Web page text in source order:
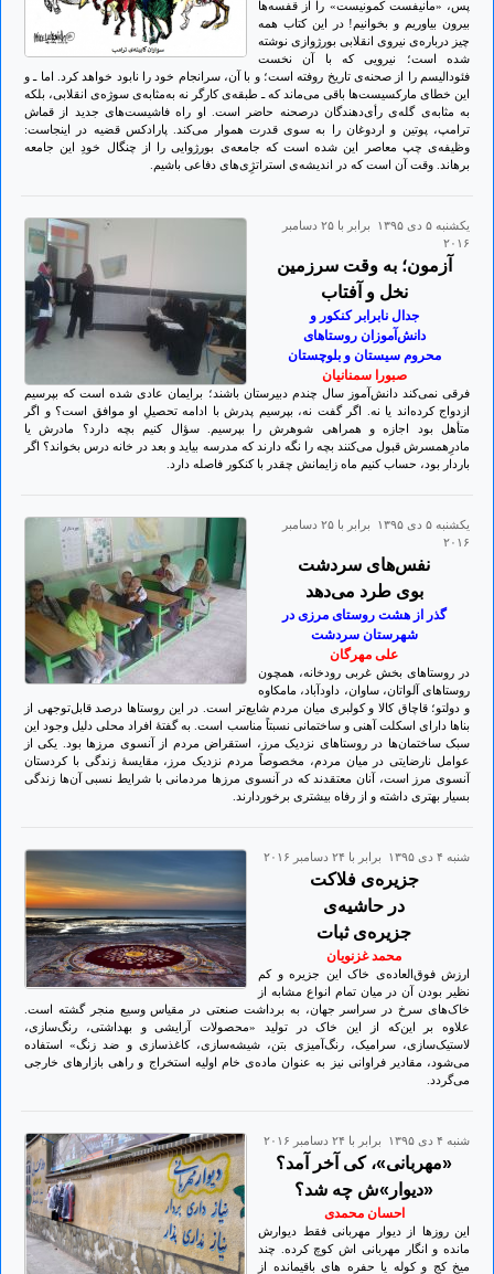
پس، «مانیفست کمونیست» را از قفسه‌ها
بیرون بیاوریم و بخوانیم! در این کتاب همه
چیز درباره‌ی نیروی انقلابی بورژوازی نوشته
شده است؛ نیرویی که با آن نخست
فئودالیسم را از صحنه‌ی تاریخ روفته است؛ و با آن، سرانجام خود را نابود خواهد کرد. اما ـ و
این خطای مارکسیست‌ها باقی می‌ماند که ـ طبقه‌ی کارگر نه به‌مثابه‌ی سوژه‌ی انقلابی، بلکه
به مثابه‌ی گله‌ی رأی‌دهندگان درصحنه حاضر است. او راه فاشیست‌های جدید از قماش
ترامپ، پوتین و اردوغان را به سوی قدرت هموار می‌کند. پارادکس قضیه در اینجاست:
وظیفه‌ی چپ معاصر این شده است که جامعه‌ی بورژوایی را از چنگال خودِ این جامعه
برهاند. وقت آن است که در اندیشه‌ی استراتژِی‌های دفاعی باشیم.
يكشنبه ۵ دی ۱۳۹۵ برابر با ۲۵ دسامبر
۲۰۱۶
آزمون؛ به وقت سرزمین
نخل و آفتاب
جدال نابرابر کنکور و
دانش‌آموزان روستاهای
محروم سیستان و بلوچستان
صبورا سمنانیان
فرقی نمی‌­کند دانش‌­آموز سال چندم دبیرستان باشند؛ برایمان عادی شده است که بپرسیم
ازدواج کرده‌­اند یا نه. اگر گفت نه، بپرسیم پدرش با ادامه تحصیلِ او موافق است؟ و اگر
متأهل بود اجازه و همراهی شوهرش را بپرسیم. سؤال کنیم بچه دارد؟ مادرش یا
مادرِهمسرش قبول می‌­کنند بچه را نگه دارند که مدرسه بیاید و بعد در خانه درس بخواند؟ اگر
باردار بود، حساب کنیم ماه زایمانش چقدر با کنکور فاصله دارد.
يكشنبه ۵ دی ۱۳۹۵ برابر با ۲۵ دسامبر
۲۰۱۶
نفس‌های سردشت
بوی طرد می‌دهد
گذر از هشت روستای مرزی در
شهرستان سردشت
علی مهرگان
در روستاهای بخش غربی رودخانه، همچون
روستاهای آلواتان، ساوان، داودآباد، مامکاوه
و دولتو؛ قاچاق کالا و کولبری میان مردم شایع‌تر است. در این روستاها درصد قابل‌توجهی از
بناها دارای اسکلت آهنی و ساختمانی نسبتاً مناسب است. به گفتۀ افراد محلی دلیل وجود این
سبک ساختمان‌ها در روستاهای نزدیک مرز، استقراض مردم از آنسوی مرزها بود. یکی از
عوامل نارضایتی در میان مردم، مخصوصاً مردم نزدیک مرز، مقایسۀ زندگی با کردستان
آنسوی مرز است، آنان معتقدند که در آنسوی مرزها مردمانی با شرایط نسبی آن‌ها زندگی
بسیار بهتری داشته و از رفاه بیشتری برخوردارند.
شنبه ۴ دی ۱۳۹۵ برابر با ۲۴ دسامبر ۲۰۱۶
جزیره‌ی فلاکت
در حاشیه‌ی
جزیره‌ی ثبات
محمد غزنویان
ارزش فوق‌العاده‌ی خاک این جزیره و کم
نظیر بودن آن در میان تمام انواع مشابه از
خاک‌های سرخ در سراسر جهان، به برداشت صنعتی در مقیاس وسیع منجر گشته است.
علاوه بر این‌که از این خاک در تولید «محصولات آرایشی و بهداشتی، رنگ‌سازی،
لاستیک‌سازی، سرامیک، رنگ‌آمیزی بتن، شیشه‌سازی، کاغذسازی و ضد زنگ» استفاده
می‌شود، مقادیر فراوانی نیز به عنوان ماده‌ی خام اولیه استخراج و راهی بازارهای خارجی
می‌گردد.
شنبه ۴ دی ۱۳۹۵ برابر با ۲۴ دسامبر ۲۰۱۶
«مهربانی»، کی آخر آمد؟
«دیوار»ش چه شد؟
احسان محمدی
این روزها از دیوار مهربانی فقط دیوارش
مانده و انگار مهربانی اش کوچ کرده. چند
میخ کج و کوله یا حفره های باقیمانده از